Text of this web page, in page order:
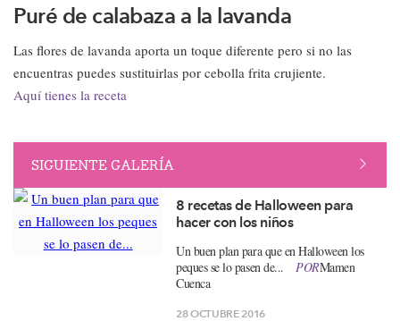
Puré de calabaza a la lavanda
Las flores de lavanda aporta un toque diferente pero si no las
encuentras puedes sustituirlas por cebolla frita crujiente.
Aquí tienes la receta
SIGUIENTE GALERÍA
8 recetas de Halloween para
hacer con los niños
Un buen plan para que en Halloween los
peques se lo pasen de...
PORMamen
Cuenca
28 OCTUBRE 2016